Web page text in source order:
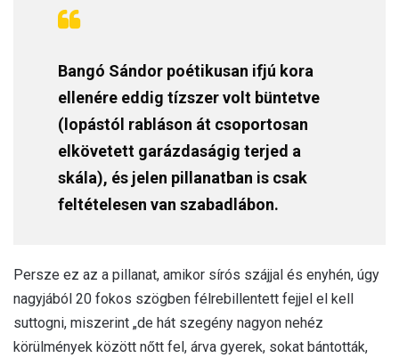
Bangó Sándor poétikusan ifjú kora
ellenére eddig tízszer volt büntetve
(lopástól rabláson át csoportosan
elkövetett garázdaságig terjed a
skála), és jelen pillanatban is csak
feltételesen van szabadlábon.
Persze ez az a pillanat, amikor sírós szájjal és enyhén, úgy
nagyjából 20 fokos szögben félrebillentett fejjel el kell
suttogni, miszerint „de hát szegény nagyon nehéz
körülmények között nőtt fel, árva gyerek, sokat bántották,